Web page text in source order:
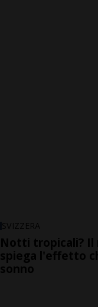
SVIZZERA
Notti tropicali? Il
spiega l'effetto
sonno